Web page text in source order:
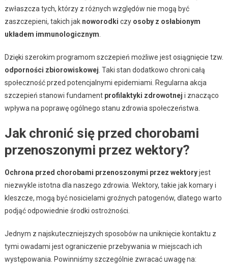
zwłaszcza tych, którzy z różnych względów nie mogą być
zaszczepieni, takich jak noworodki czy osoby z osłabionym
układem immunologicznym
Dzięki szerokim programom szczepień możliwe jest osiągnięcie tzw.
odporności zbiorowiskowej . Taki stan dodatkowo chroni całą
społeczność przed potencjalnymi epidemiami. Regularna akcja
szczepień stanowi fundament profilaktyki zdrowotnej i znacząco
wpływa na poprawę ogólnego stanu zdrowia społeczeństwa.
Jak chronić się przed chorobami
przenoszonymi przez wektory?
Ochrona przed chorobami przenoszonymi przez wektoryjest
niezwykle istotna dla naszego zdrowia. Wektory, takie jak komary i
kleszcze, mogą być nosicielami groźnych patogenów, dlatego warto
podjąć odpowiednie środki ostrożności.
Jednym z najskuteczniejszych sposobów na uniknięcie kontaktu z
tymi owadami jest ograniczenie przebywania w miejscach ich
występowania. Powinniśmy szczególnie zwracać uwagę na: